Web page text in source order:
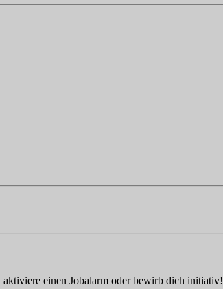
einen Jobalarm oder bewirb dich initiativ!